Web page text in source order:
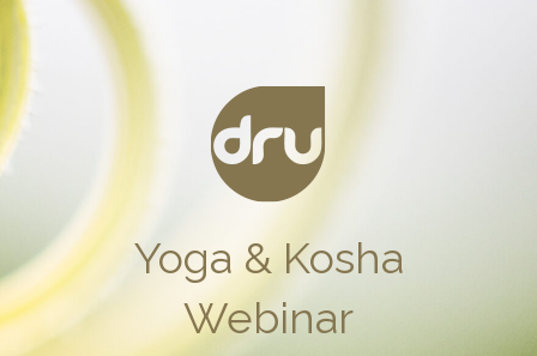
Yoga & Kosha
Webinar